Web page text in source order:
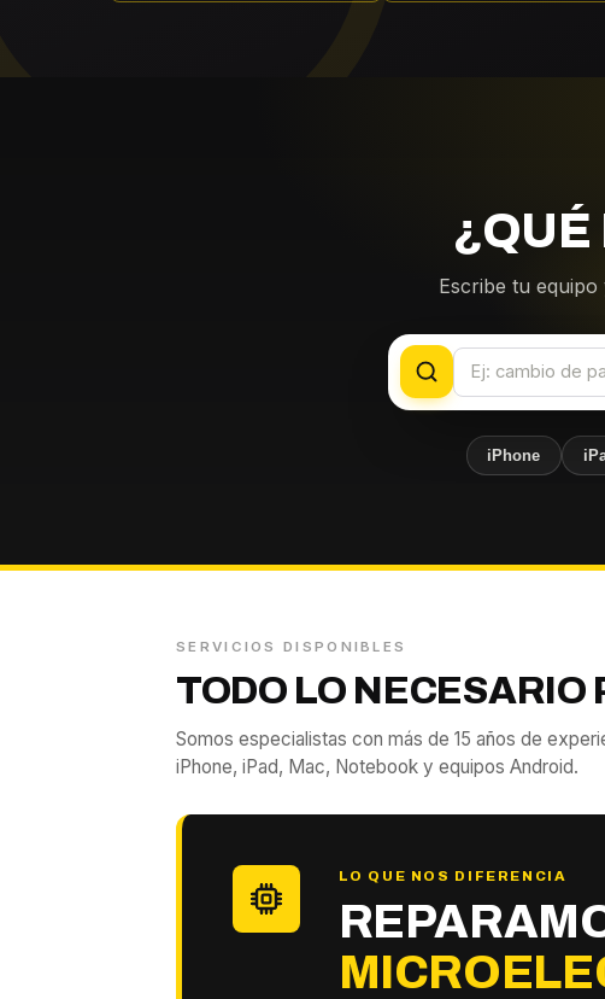
¿QUÉ
Escribe tu
iPhone
SERVICIOS DISPONIBLES
TODO LO NECESARIO
Somos especialistas con más de 15 años de
iPhone, iPad, Mac, Notebook y equipos Android.
LO QUE NOS DIFERENCIA